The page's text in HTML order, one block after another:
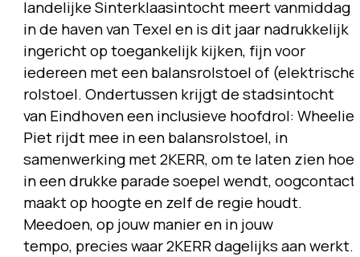
landelijke Sinterklaasintocht meert vanmiddag
in de haven van Texel en is dit jaar nadrukkelijk
ingericht op toegankelijk kijken, fijn voor
iedereen met een balansrolstoel of
rolstoel. Ondertussen krijgt de stadsintocht
van Eindhoven een inclusieve hoofdrol: Wheelie
Piet rijdt mee in een balansrolstoel, in
samenwerking met 2KERR, om te laten zien hoe
in een drukke parade soepel wendt, oogcontact
maakt op hoogte en zelf de regie houdt.
Meedoen, op jouw manier en in jouw
tempo, precies waar 2KERR dagelijks aan werkt.